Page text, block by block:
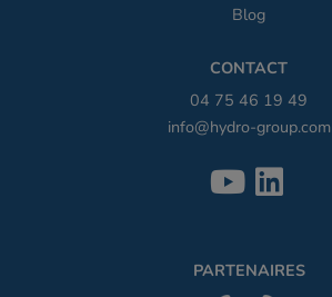
Blog
CONTACT
04 75 46 19 49
info@hydro-group.com
PARTENAIRES